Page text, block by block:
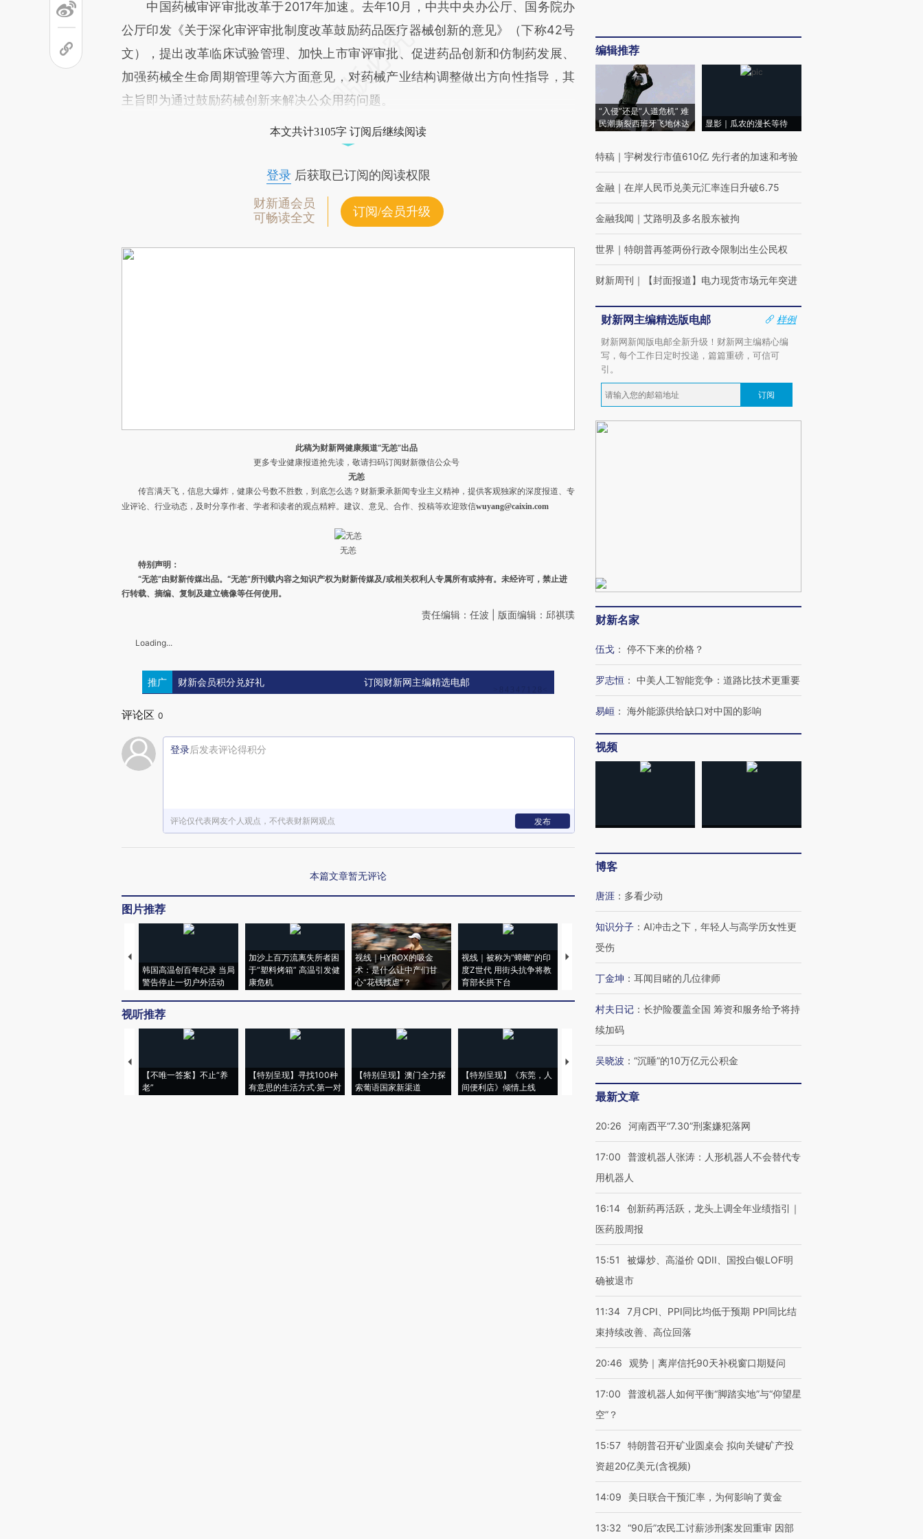
中国药械审评审批改革于2017年加速。去年10月，中共中央办公厅、国务院办
公厅印发《关于深化审评审批制度改革鼓励药品医疗器械创新的意见》（下称42号
文），提出改革临床试验管理、加快上市审评审批、促进药品创新和仿制药发展、
加强药械全生命周期管理等六方面意见，对药械产业结构调整做出方向性指导，其
主旨即为通过鼓励药械创新来解决公众用药问题。
本文共计3105字 订阅后继续阅读
登录后获取已订阅的阅读权限
财新通会员
可畅读全文
订阅/会员升级
此稿为财新网健康频道“无恙”出品
更多专业健康报道抢先读，敬请扫码订阅财新微信公众号
无恙
传言满天飞，信息大爆炸，健康公号数不胜数，到底怎么选？财新秉承新闻专业主义精神，提供客观独家的深度报道、专
业评论、行业动态，及时分享作者、学者和读者的观点精粹。 建议、意见、合作、投稿等欢迎致信wuyang@caixin.com
无恙
特别声明：
“无恙”由财新传媒出品。“无恙”所刊载内容之知识产权为财新传媒及/或相关权利人专属所有或持有。未经许可，禁止进
行转载、摘编、复制及建立镜像等任何使用。
责任编辑：任波 | 版面编辑：邱祺璞
Loading...
推广 财新会员积分兑好礼 订阅财新网主编精选电邮
评论区 0
登录后发表评论得积分
评论仅代表网友个人观点，不代表财新网观点 发布
本篇文章暂无评论
图片推荐
韩国高温创百年纪录 当局
警告停止一切户外活动
加沙上百万流离失所者困
于“塑料烤箱” 高温引发健
康危机
视线｜HYROX的吸金
术：是什么让中产们甘
心“花钱找虐”？
视线｜被称为“蟑螂”的印
度Z世代 用街头抗争将教
育部长拱下台
视线｜“入侵”还是“人道危
飞地休达
4000人
视听推荐
【不唯一答案】不止“养
老”
【特别呈现】寻找100种
有意思的生活方式·第一对
【特别呈现】澳门全力探
索葡语国家新渠道
【特别呈现】《东莞，人
间便利店》倾情上线
【推广】走进第四届链博
有意思的生活方式·第三对
住三大增长引擎是什么？
编辑推荐
“入侵”还是“人道危机” 难
民潮撕裂西班牙飞地休达
显影｜瓜农的漫长等待
特稿 ｜ 宇树发行市值610亿 先行者的加速和考验
金融 ｜ 在岸人民币兑美元汇率连日升破6.75
金融我闻 ｜ 艾路明及多名股东被拘
世界 ｜ 特朗普再签两份行政令限制出生公民权
财新周刊 ｜ 【封面报道】电力现货市场元年突进
财新网主编精选版电邮
样例
财新网新闻版电邮全新升级！财新网主编精心编
写，每个工作日定时投递，篇篇重磅，可信可
引。
订阅
财新名家
伍戈 ： 停不下来的价格？
罗志恒 ： 中美人工智能竞争：道路比技术更重要
易峘 ： 海外能源供给缺口对中国的影响
视频
博客
唐涯 ： 多看少动
知识分子 ： AI冲击之下，年轻人与高学历女性更
受伤
丁金坤 ： 耳闻目睹的几位律师
村夫日记 ： 长护险覆盖全国 筹资和服务给予将持
续加码
吴晓波 ： “沉睡”的10万亿元公积金
最新文章
20:26 河南西平“7.30”刑案嫌犯落网
17:00
普渡机器人张涛：人形机器人不会替代专
用机器人
16:14 创新药再活跃，龙头上调全年业绩指引｜
医药股周报
15:51
被爆炒、高溢价 QDII、国投白银LOF明
确被退市
11:34 7月CPI、PPI同比均低于预期 PPI同比结
束持续改善、高位回落
20:46 观势｜离岸信托90天补税窗口期疑问
17:00
普渡机器人如何平衡“脚踏实地”与“仰望星
空”？
15:57 特朗普召开矿业圆桌会 拟向关键矿产投
资超20亿美元(含视频)
14:09 美日联合干预汇率，为何影响了黄金
13:32 “90后”农民工讨薪涉刑案发回重审 因部